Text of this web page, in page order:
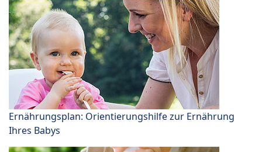
Ernährungsplan: Orientierungshilfe zur Ernährung
Ihres Babys